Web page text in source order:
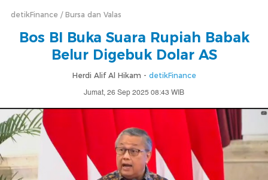
detikFinance Bursa dan Valas
Bos BI Buka Suara Rupiah Babak
Belur Digebuk Dolar AS
Herdi Alif Al Hikam - detikFinance
Jumat, 26 Sep 2025 08:43 WIB